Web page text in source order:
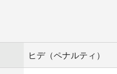
ヒデ（ペナルティ）